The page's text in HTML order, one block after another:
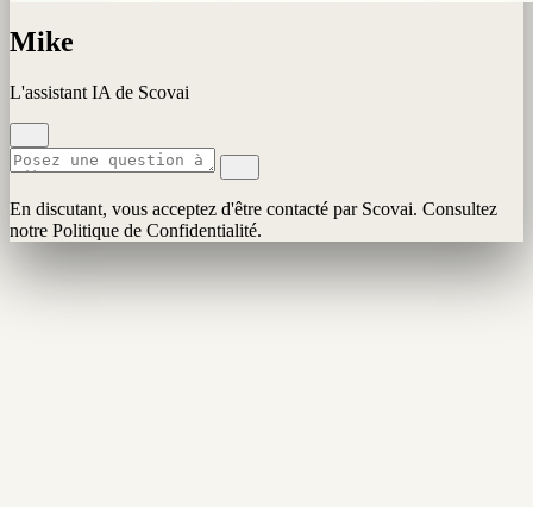
Mike
L'assistant IA de Scovai
En discutant, vous acceptez d'être contacté par Scovai. Consultez
notre Politique de Confidentialité.